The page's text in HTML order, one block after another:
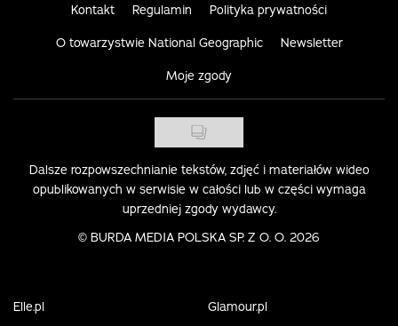
Kontakt Regulamin Polityka prywatności
O towarzystwie National Geographic Newsletter
Moje zgody
Dalsze rozpowszechnianie tekstów, zdjęć i materiałów wideo
opublikowanych w serwisie w całości lub w części wymaga
uprzedniej zgody wydawcy.
© BURDA MEDIA POLSKA SP. Z O. O. 2026
Elle.pl
Glamour.pl